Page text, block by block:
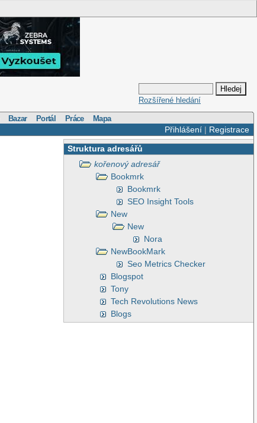
Rozšířené hledání
Bazar Portál Práce Mapa
Přihlášení| Registrace
Struktura adresářů
kořenový adresář
Bookmrk
Bookmrk
SEO Insight Tools
New
New
Nora
NewBookMark
Seo Metrics Checker
Blogspot
Tony
Tech Revolutions News
Blogs